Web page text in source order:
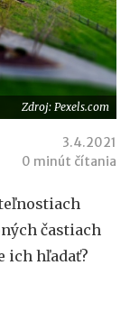
Zdroj: Pexels.com
3.4.2021
0 minút čítania
častiach
ich hľadať?